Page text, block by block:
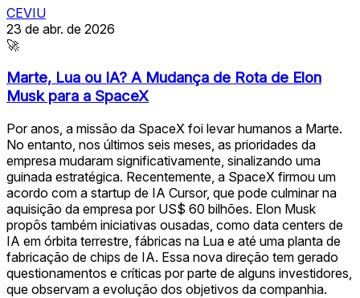
CEVIU
23 de abr. de 2026
🚀
Marte, Lua ou IA? A Mudança de Rota de Elon
Musk para a SpaceX
Por anos, a missão da SpaceX foi levar humanos a Marte.
No entanto, nos últimos seis meses, as prioridades da
empresa mudaram significativamente, sinalizando uma
guinada estratégica. Recentemente, a SpaceX firmou um
acordo com a startup de IA Cursor, que pode culminar na
aquisição da empresa por US$ 60 bilhões. Elon Musk
propôs também iniciativas ousadas, como data centers de
IA em órbita terrestre, fábricas na Lua e até uma planta de
fabricação de chips de IA. Essa nova direção tem gerado
questionamentos e críticas por parte de alguns investidores,
que observam a evolução dos objetivos da companhia.